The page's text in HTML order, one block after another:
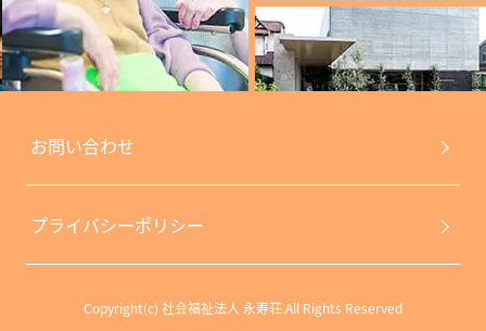
お問い合わせ
プライバシーポリシー
Copyright(c) 社会福祉法人 永寿荘.All Rights Reserved